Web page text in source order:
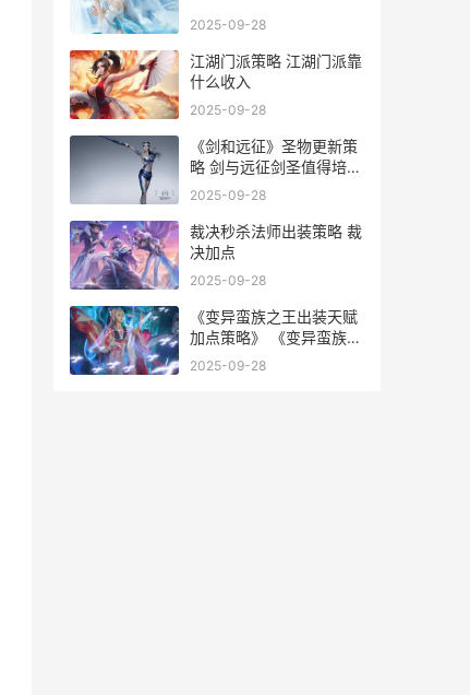
2025-09-28
江湖门派策略 江湖门派靠
什么收入
2025-09-28
《剑和远征》圣物更新策
略 剑与远征剑圣值得培养
吗
2025-09-28
裁决秒杀法师出装策略 裁
决加点
2025-09-28
《变异蛮族之王出装天赋
加点策略》 《变异蛮族之
王》在线看
2025-09-28